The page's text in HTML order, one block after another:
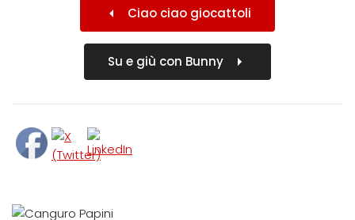
Ciao ciao giocattoli
Su e giù con Bunny